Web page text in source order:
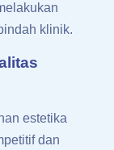
klinik.
estetika
dan